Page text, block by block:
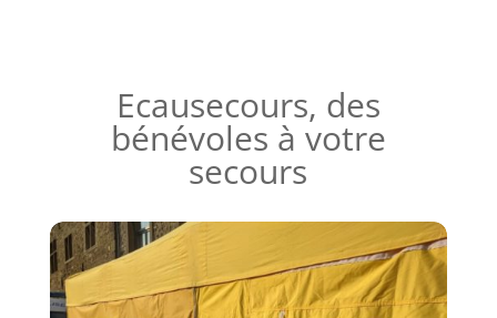
Ecausecours, des
bénévoles à votre
secours